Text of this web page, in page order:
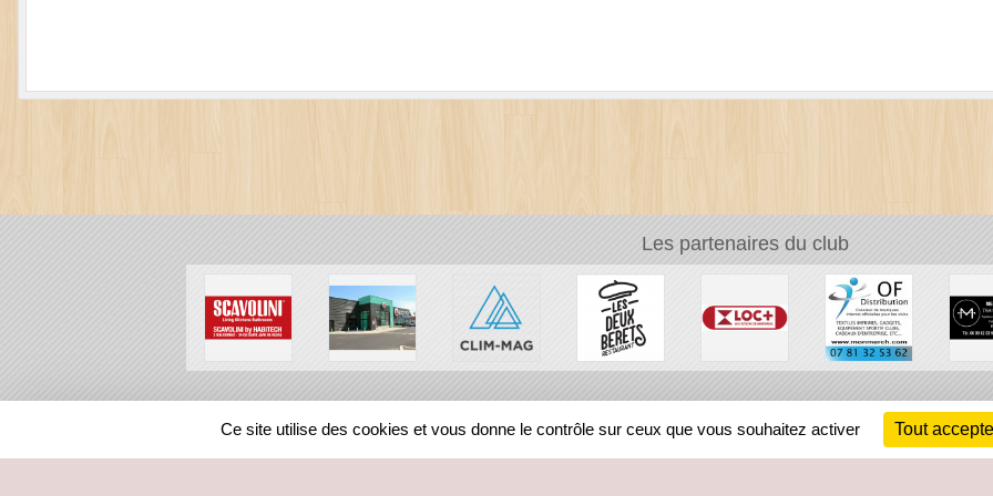
Les partenaires du club
REGIONS
Ce site utilise des cookies et vous donne le contrôle sur ceux que vous souhaitez activer Tout